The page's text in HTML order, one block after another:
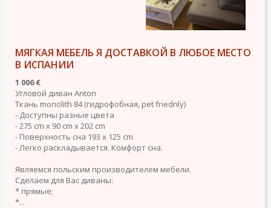
МЯГКАЯ МЕБЕЛЬ Я ДОСТАВКОЙ В ЛЮБОЕ МЕСТО
В ИСПАНИИ
1 006 €
Угловой диван Anton
Ткань monolith 84 (гидрофобная, pet friednly)
- Доступны разные цвета
- 275 cm x 90 cm x 202 cm
- Поверхность сна 193 x 125 cm
- Легко раскладывается. Комфорт сна.
Являемся польским производителем мебели.
Сделаем для Вас диваны:
* прямые;
*...